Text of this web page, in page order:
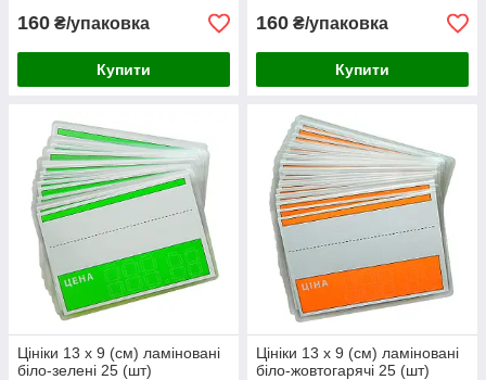
160 ₴/упаковка
Купити
160 ₴/упаковка
Купити
Цініки 13 х 9 (см) ламіновані
біло-зелені 25 (шт)
Цініки 13 х 9 (см) ламіновані
біло-жовтогарячі 25 (шт)